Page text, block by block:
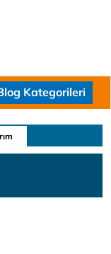
Kategorileri